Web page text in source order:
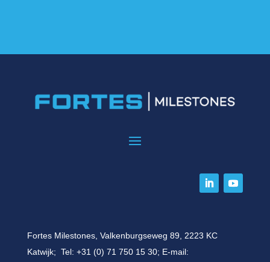
Fortes Milestones, Valkenburgseweg 89, 2223 KC
Katwijk; Tel: +31 (0) 71 750 15 30; E-mail: